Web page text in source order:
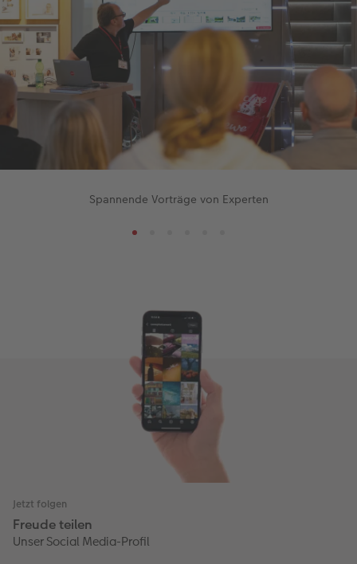
Spannende Vorträge von Experten
Jetzt folgen
Freude teilen
Unser Social Media-Profil